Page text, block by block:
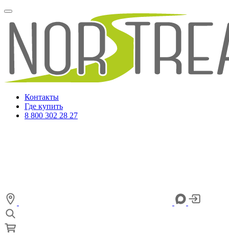
Контакты
Где купить
8 800 302 28 27